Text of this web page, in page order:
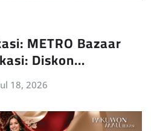
METRO Bazaar
Diskon…
18, 2026